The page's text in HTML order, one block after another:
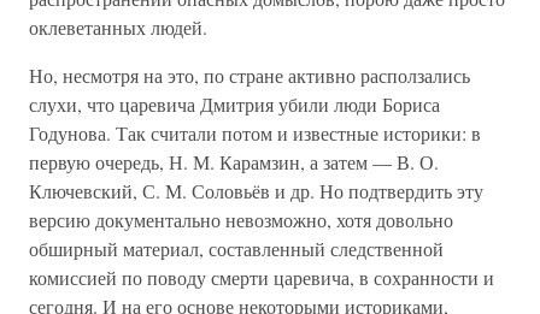
оклеветанных людей.
Но, несмотря на это, по стране активно расползались
слухи, что царевича Дмитрия убили люди Бориса
Годунова. Так считали потом и известные историки: в
первую очередь, Н. М. Карамзин, а затем — В. О.
Ключевский, С. М. Соловьёв и др. Но подтвердить эту
версию документально невозможно, хотя довольно
обширный материал, составленный следственной
комиссией по поводу смерти царевича, в сохранности и
сегодня. И на его основе некоторыми историками,